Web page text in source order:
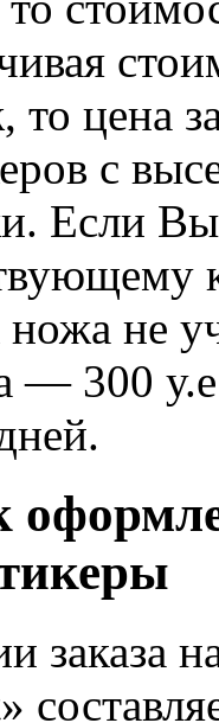
цена
с
Если Вы
ножа не
— 300
заказа